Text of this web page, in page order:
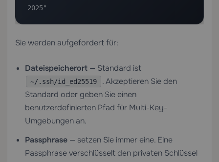
2025"
Sie werden aufgefordert für:
Dateispeicherort — Standard ist
~/.ssh/id_ed25519
. Akzeptieren Sie den
Standard oder geben Sie einen
benutzerdefinierten Pfad für Multi-Key-
Umgebungen an.
Passphrase — setzen Sie immer eine. Eine
Passphrase verschlüsselt den privaten Schlüssel